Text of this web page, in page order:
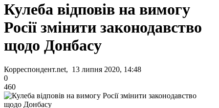
Кулеба відповів на вимогу
Росії змінити законодавство
щодо Донбасу
Корреспондент.net, 13 липня 2020, 14:48
0
460